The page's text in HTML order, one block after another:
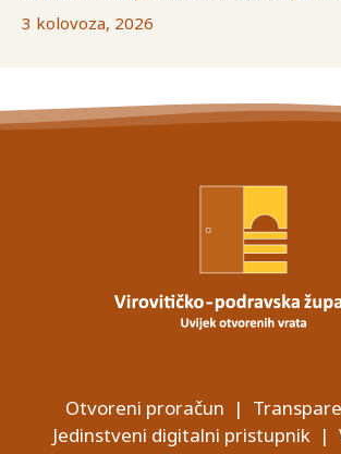
3 kolovoza, 2026
Otvoreni proračun |
Jedinstveni digitalni pristupnik|